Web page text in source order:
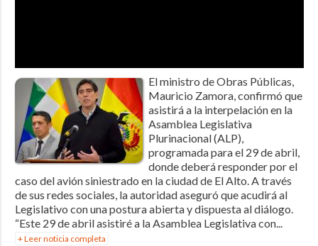
El ministro de Obras Públicas,
Mauricio Zamora, confirmó que
asistirá a la interpelación en la
Asamblea Legislativa
Plurinacional (ALP),
programada para el 29 de abril,
donde deberá responder por el
caso del avión siniestrado en la ciudad de El Alto. A través
de sus redes sociales, la autoridad aseguró que acudirá al
Legislativo con una postura abierta y dispuesta al diálogo.
“Este 29 de abril asistiré a la Asamblea Legislativa con...
+ Leer noticia completa